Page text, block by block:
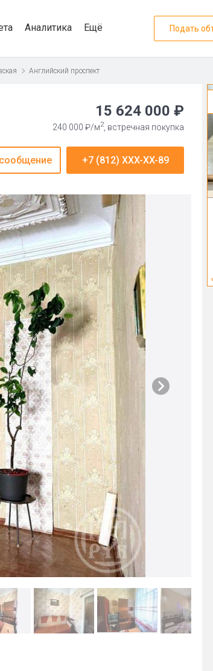
Аналитика Ещё Подать
Английский проспект
15 624 000 ₽
240 000 ₽/м2, встречная покупка
+7 (812) XXX-XX-89